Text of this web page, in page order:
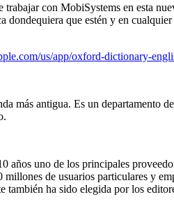
con MobiSystems en esta
que estén y en
us/app/oxford-dictionary-
más antigua. Es un departamento
años uno de los principales
de usuarios particulares y
ha sido elegida por los